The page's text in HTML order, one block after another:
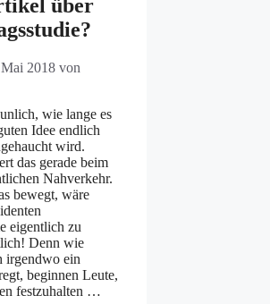
über
2018 von
wie lange es
Idee endlich
wird.
das gerade beim
Nahverkehr.
bewegt, wäre
eigentlich zu
Denn wie
irgendwo ein
beginnen Leute,
festzuhalten …